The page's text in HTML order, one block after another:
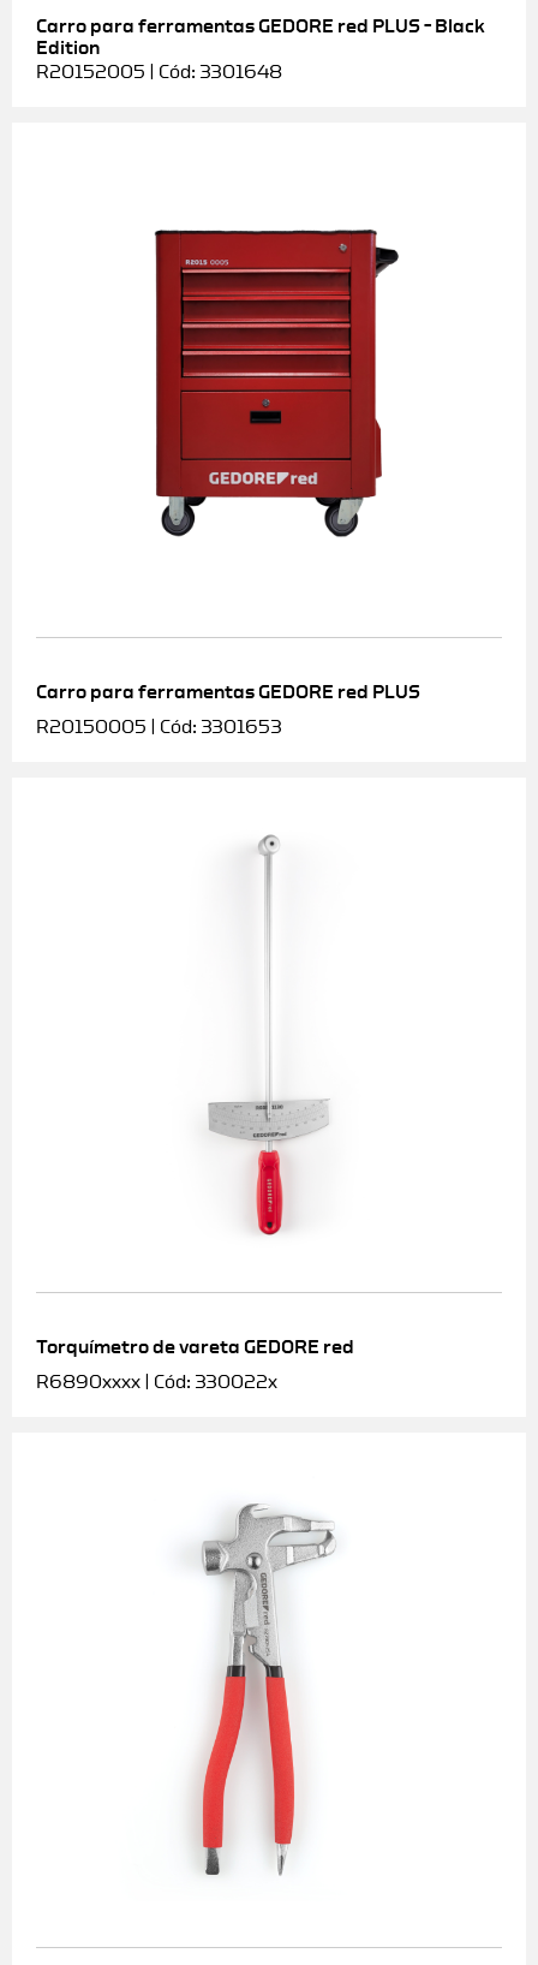
Carro para ferramentas GEDORE red PLUS – Black
Edition
R20152005 | Cód: 3301648
Carro para ferramentas GEDORE red PLUS
R20150005 | Cód: 3301653
Torquímetro de vareta GEDORE red
R6890xxxx | Cód: 330022x